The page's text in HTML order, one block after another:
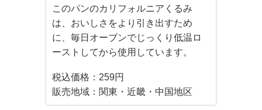
このパンのカリフォルニアくるみ
は、おいしさをより引き出すため
に、毎日オーブンでじっくり低温ロ
ーストしてから使用しています。
税込価格：259円
販売地域：関東・近畿・中国地区